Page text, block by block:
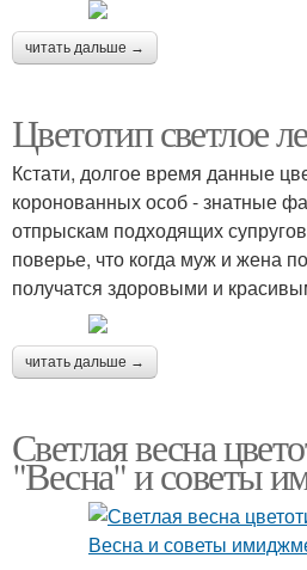
читать дальше →
Цветотип светлое
Кстати, долгое время данные
коронованных особ - знатные
отпрыскам подходящих
поверье, что когда муж и жена
получатся здоровыми и
читать дальше →
Светлая весна
"Весна" и советы